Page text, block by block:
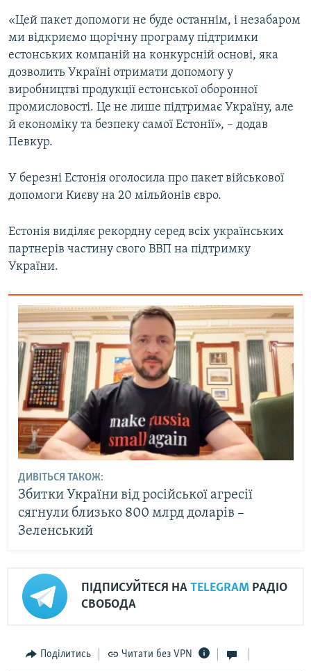
«Цей пакет допомоги не буде останнім, і незабаром
ми відкриємо щорічну програму підтримки
естонських компаній на конкурсній основі, яка
дозволить Україні отримати допомогу у
виробництві продукції естонської оборонної
промисловості. Це не лише підтримає Україну, але
й економіку та безпеку самої Естонії», – додав
Певкур.
У березні Естонія оголосила про пакет військової
допомоги Києву на 20 мільйонів євро.
Естонія виділяє рекордну серед всіх українських
партнерів частину свого ВВП на підтримку
України.
ДИВІТЬСЯ ТАКОЖ:
Збитки України від російської агресії
сягнули близько 800 млрд доларів –
Зеленський
ПІДПИСУЙТЕСЯ НА TELEGRAM РАДІО
СВОБОДА
Поділитись Читати без VPN